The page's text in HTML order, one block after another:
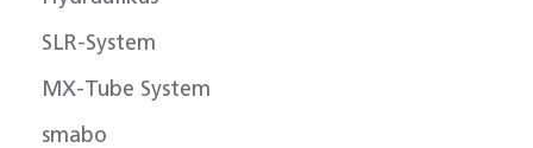
SLR-System
MX-Tube System
smabo